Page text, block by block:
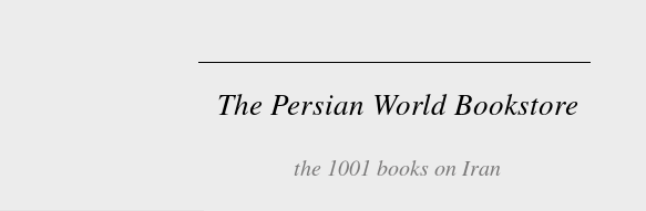
The Persian World Bookstore
the 1001 books on Iran